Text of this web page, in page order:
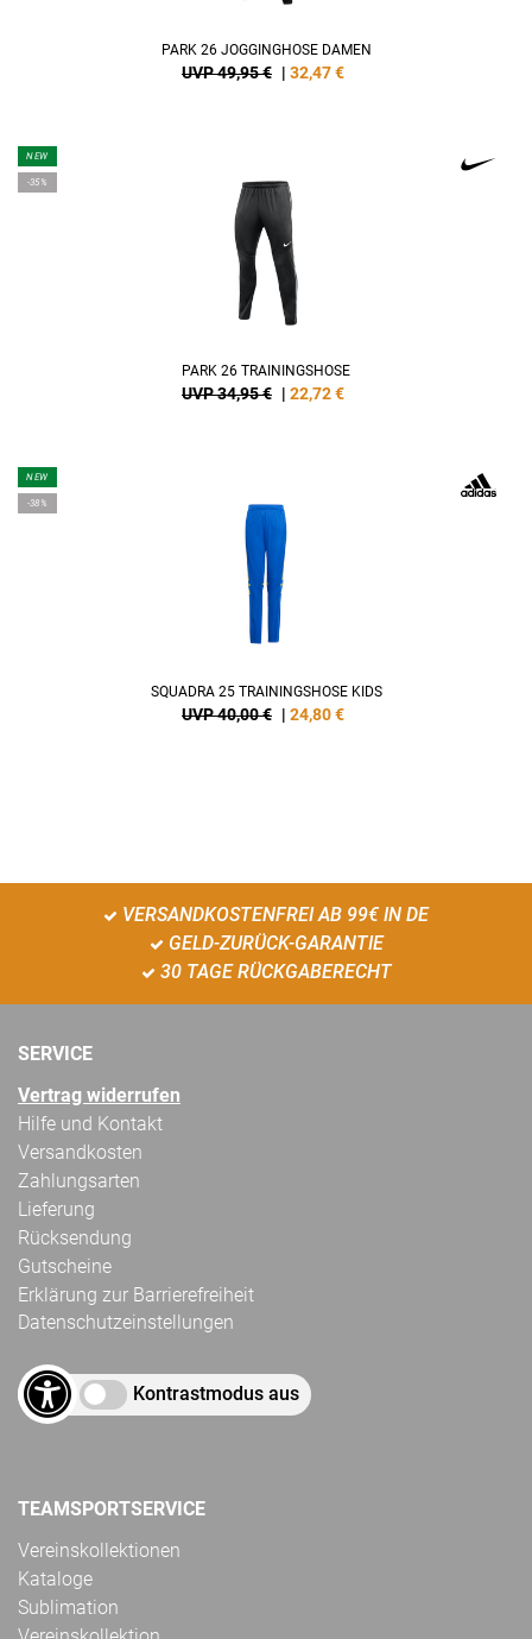
PARK 26 JOGGINGHOSE DAMEN
UVP 49,95 € | 32,47€
NEW
-35%
PARK 26 TRAININGSHOSE
UVP 34,95 € | 22,72€
NEW
-38%
SQUADRA 25 TRAININGSHOSE KIDS
UVP 40,00 € | 24,80€
VERSANDKOSTENFREI AB 99€ IN DE
GELD-ZURÜCK-GARANTIE
30 TAGE RÜCKGABERECHT
SERVICE
Vertrag widerrufen
Hilfe und Kontakt
Versandkosten
Zahlungsarten
Lieferung
Rücksendung
Gutscheine
Erklärung zur Barrierefreiheit
Datenschutzeinstellungen
Kontrastmodus aus
TEAMSPORTSERVICE
Vereinskollektionen
Kataloge
Sublimation